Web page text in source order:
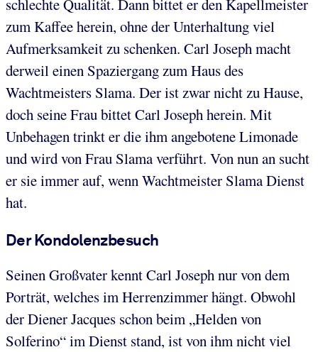
schlechte Qualität. Dann bittet er den Kapellmeister
zum Kaffee herein, ohne der Unterhaltung viel
Aufmerksamkeit zu schenken. Carl Joseph macht
derweil einen Spaziergang zum Haus des
Wachtmeisters Slama. Der ist zwar nicht zu Hause,
doch seine Frau bittet Carl Joseph herein. Mit
Unbehagen trinkt er die ihm angebotene Limonade
und wird von Frau Slama verführt. Von nun an sucht
er sie immer auf, wenn Wachtmeister Slama Dienst
hat.
Der Kondolenzbesuch
Seinen Großvater kennt Carl Joseph nur von dem
Porträt, welches im Herrenzimmer hängt. Obwohl
der Diener Jacques schon beim „Helden von
Solferino“ im Dienst stand, ist von ihm nicht viel